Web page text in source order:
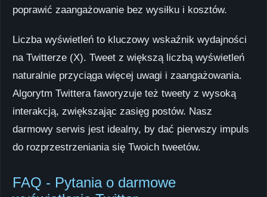
poprawić zaangażowanie bez wysiłku i kosztów.
Liczba wyświetleń to kluczowy wskaźnik wydajności
na Twitterze (X). Tweet z większą liczbą wyświetleń
naturalnie przyciąga więcej uwagi i zaangażowania.
Algorytm Twittera faworyzuje też tweety z wysoką
interakcją, zwiększając zasięg postów. Nasz
darmowy serwis jest idealny, by dać pierwszy impuls
do rozprzestrzeniania się Twoich tweetów.
FAQ - Pytania o darmowe